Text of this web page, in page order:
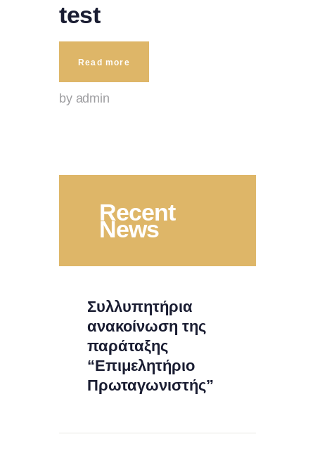
test
Read more
by admin
Recent
News
Συλλυπητήρια
ανακοίνωση της
παράταξης
“Επιμελητήριο
Πρωταγωνιστής”